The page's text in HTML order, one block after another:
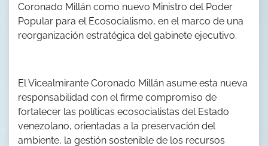
Coronado Millán como nuevo Ministro del Poder
Popular para el Ecosocialismo, en el marco de una
reorganización estratégica del gabinete ejecutivo.
El Vicealmirante Coronado Millán asume esta nueva
responsabilidad con el firme compromiso de
fortalecer las políticas ecosocialistas del Estado
venezolano, orientadas a la preservación del
ambiente, la gestión sostenible de los recursos